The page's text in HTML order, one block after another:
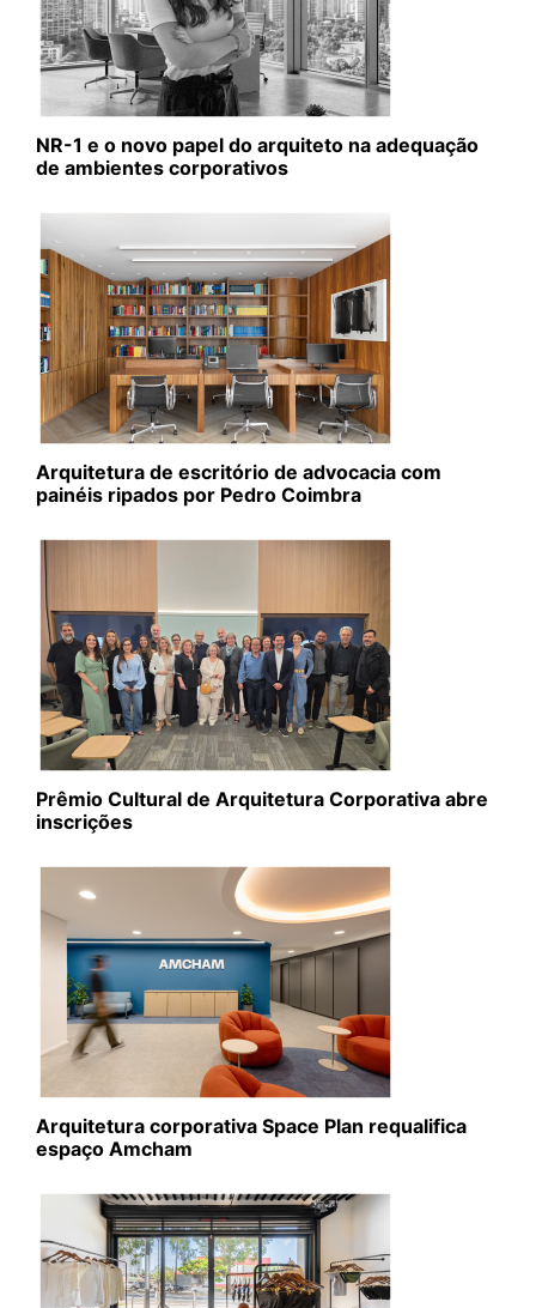
NR-1 e o novo papel do arquiteto na adequação
de ambientes corporativos
Arquitetura de escritório de advocacia com
painéis ripados por Pedro Coimbra
Prêmio Cultural de Arquitetura Corporativa abre
inscrições
Arquitetura corporativa Space Plan requalifica
espaço Amcham